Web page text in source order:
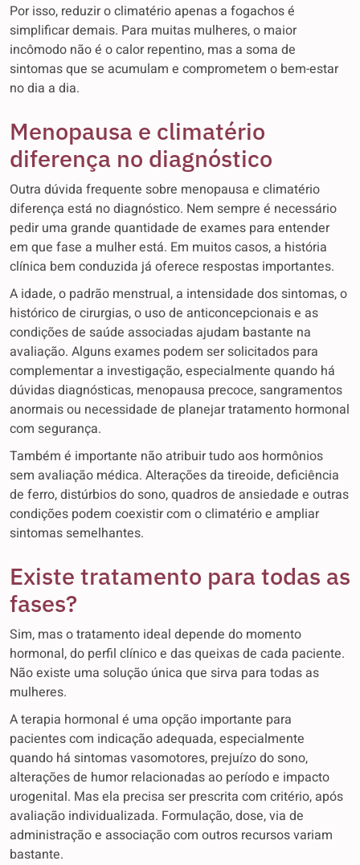
Por isso, reduzir o climatério apenas a fogachos é
simplificar demais. Para muitas mulheres, o maior
incômodo não é o calor repentino, mas a soma de
sintomas que se acumulam e comprometem o bem-estar
no dia a dia.
Menopausa e climatério
diferença no diagnóstico
Outra dúvida frequente sobre menopausa e climatério
diferença está no diagnóstico. Nem sempre é necessário
pedir uma grande quantidade de exames para entender
em que fase a mulher está. Em muitos casos, a história
clínica bem conduzida já oferece respostas importantes.
A idade, o padrão menstrual, a intensidade dos sintomas, o
histórico de cirurgias, o uso de anticoncepcionais e as
condições de saúde associadas ajudam bastante na
avaliação. Alguns exames podem ser solicitados para
complementar a investigação, especialmente quando há
dúvidas diagnósticas, menopausa precoce, sangramentos
anormais ou necessidade de planejar tratamento hormonal
com segurança.
Também é importante não atribuir tudo aos hormônios
sem avaliação médica. Alterações da tireoide, deficiência
de ferro, distúrbios do sono, quadros de ansiedade e outras
condições podem coexistir com o climatério e ampliar
sintomas semelhantes.
Existe tratamento para todas as
fases?
Sim, mas o tratamento ideal depende do momento
hormonal, do perfil clínico e das queixas de cada paciente.
Não existe uma solução única que sirva para todas as
mulheres.
A terapia hormonal é uma opção importante para
pacientes com indicação adequada, especialmente
quando há sintomas vasomotores, prejuízo do sono,
alterações de humor relacionadas ao período e impacto
urogenital. Mas ela precisa ser prescrita com critério, após
avaliação individualizada. Formulação, dose, via de
administração e associação com outros recursos variam
bastante.